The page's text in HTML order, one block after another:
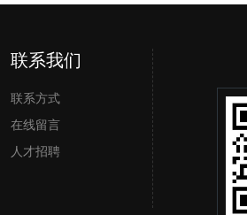
联系我们
联系方式
在线留言
人才招聘
程序 手机二维码